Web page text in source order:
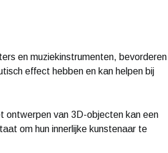
en muziekinstrumenten, bevorderen
effect hebben en kan helpen bij
ontwerpen van 3D-objecten kan een
om hun innerlijke kunstenaar te